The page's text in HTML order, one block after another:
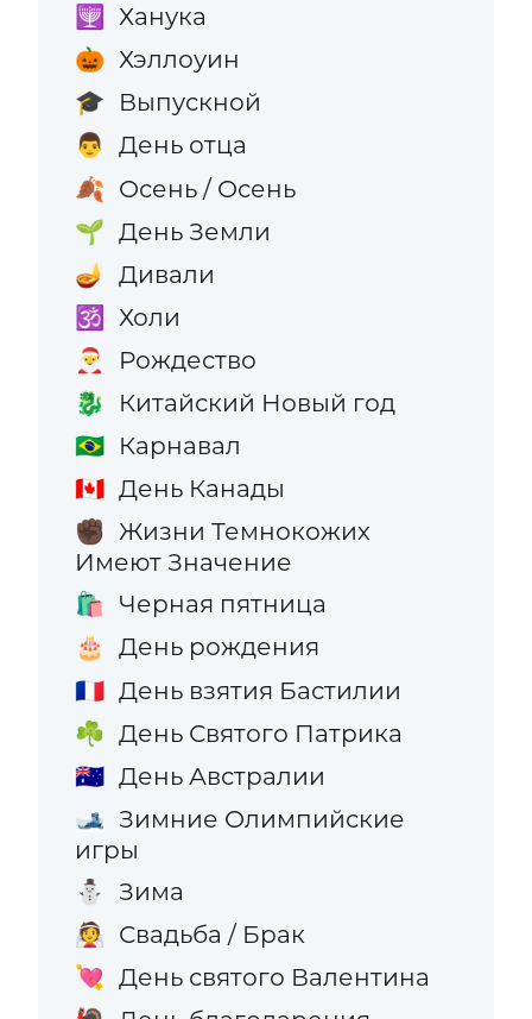
🕎 Ханука
🎃 Хэллоуин
🎓 Выпускной
👨 День отца
🍂 Осень / Осень
🌱 День Земли
🪔 Дивали
🕉️ Холи
🎅 Рождество
🐉 Китайский Новый год
🇧🇷 Карнавал
🇨🇦 День Канады
✊🏿 Жизни Темнокожих
Имеют Значение
🛍️ Черная пятница
🎂 День рождения
🇫🇷 День взятия Бастилии
☘️ День Святого Патрика
🇦🇺 День Австралии
🎿 Зимние Олимпийские
игры
⛄ Зима
👰 Свадьба / Брак
💘 День святого Валентина